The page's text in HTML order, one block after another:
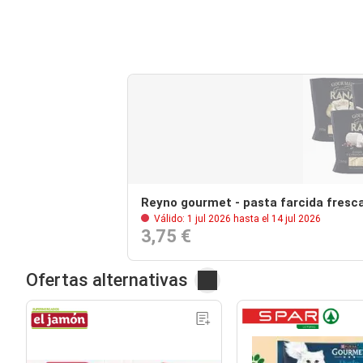
Reyno gourmet - pasta farcida
Válido: 1 jul 2026 hasta el 14 jul 2026
3,75 €
Ofertas alternativas